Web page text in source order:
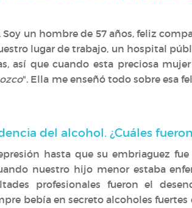
un hombre de 57 años, feliz
lugar de trabajo, un hospital
así que cuando esta preciosa
". Ella me enseñó todo sobre esa
del alcohol. ¿Cuáles
hasta que su embriaguez
nuestro hijo menor estaba
profesionales fueron el
bebía en secreto alcoholes